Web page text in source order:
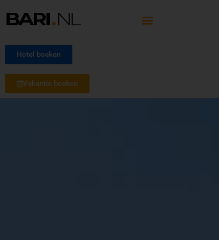
Hotel boeken
Vakantie boeken